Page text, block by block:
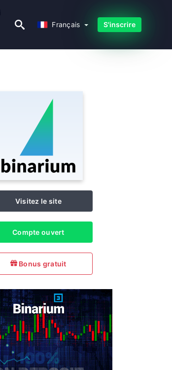
Français S'inscrire
Visitez le site
Compte ouvert
Bonus gratuit